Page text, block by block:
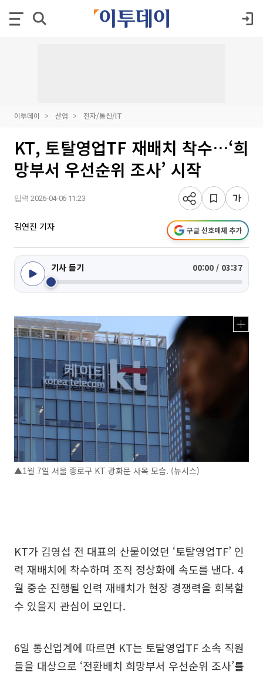
이투데이 산업 전자/통신/IT
KT, 토탈영업TF 재배치 착수…‘희
망부서 우선순위 조사’ 시작
입력 2026-04-06 11:23
김연진 기자 구글 선호매체 추가
기사 듣기 00:00 / 03:37
▲1월 7일 서울 종로구 KT 광화문 사옥 모습. (뉴시스)
KT가 김영섭 전 대표의 산물이었던 ‘토탈영업TF’ 인
력 재배치에 착수하며 조직 정상화에 속도를 낸다. 4
월 중순 진행될 인력 재배치가 현장 경쟁력을 회복할
수 있을지 관심이 모인다.
6일 통신업계에 따르면 KT는 토탈영업TF 소속 직원
들을 대상으로 ‘전환배치 희망부서 우선순위 조사’를